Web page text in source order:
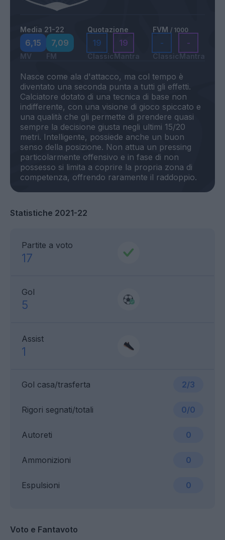
Media 21-22
6,15
MV
7,09
FM
Quotazione
19
Classic
19
Mantra
FVM / 1000
-
Classic
-
Mantra
Nasce come ala d'attacco, ma col tempo è
diventato una seconda punta a tutti gli effetti.
Calciatore dotato di una tecnica di base non
indifferente, con una visione di gioco spiccato e
una qualità che gli permette di prendere quasi
sempre la decisione giusta negli ultimi 15/20
metri. Intelligente, possiede anche un buon
senso della posizione. Non attua un pressing
particolarmente offensivo e in fase di non
possesso si limita a coprire la propria zona di
Statistiche 2021-22
Partite a voto
17
Gol
5
Assist
1
Gol casa/trasferta 2/3
Ammonizioni 0
Rigori segnati/totali 0/0
Espulsioni 0
Autoreti 0
Voto e Fantavoto